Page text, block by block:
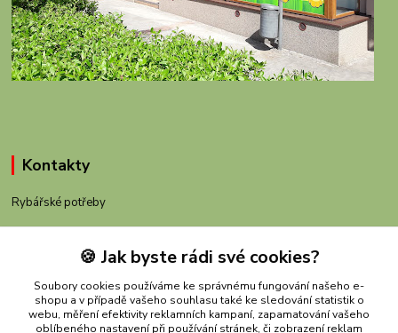
Kontakty
Rybářské potřeby
+420 605 983 110
obchod@rybachov.cz
🍪 Jak byste rádi své cookies?
Soubory cookies používáme ke správnému fungování našeho e-
shopu a v případě vašeho souhlasu také ke sledování statistik o
webu, měření efektivity reklamních kampaní, zapamatování vašeho
oblíbeného nastavení při používání stránek, či zobrazení reklam